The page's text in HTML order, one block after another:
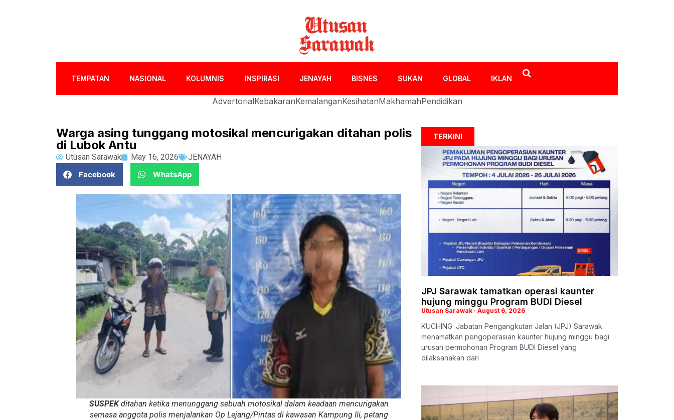
TEMPATAN NASIONAL KOLUMNIS INSPIRASI JENAYAH BISNES SUKAN GLOBAL IKLAN
AdvertorialKebakaranKemalanganKesihatanMakhamahPendidikan
​Warga asing tunggang motosikal mencurigakan ditahan polis
di Lubok Antu
Utusan Sarawak May 16, 2026
JENAYAH
Facebook
WhatsApp
SUSPEKditahan ketika menunggang sebuah motosikal dalam keadaan mencurigakan
semasa anggota polis menjalankan Op Lejang/Pintas di kawasan Kampung Ili, petang
TERKINI
JPJ Sarawak tamatkan operasi kaunter
hujung minggu Program BUDI Diesel
Utusan Sarawak August 6, 2026
KUCHING: Jabatan Pengangkutan Jalan (JPJ) Sarawak
menamatkan pengoperasian kaunter hujung minggu bagi
urusan permohonan Program BUDI Diesel yang
dilaksanakan dari